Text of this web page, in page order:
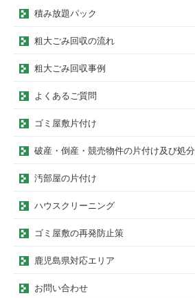
積み放題パック
粗大ごみ回収の流れ
粗大ごみ回収事例
よくあるご質問
ゴミ屋敷片付け
破産・倒産・競売物件の片付け及び処分
汚部屋の片付け
ハウスクリーニング
ゴミ屋敷の再発防止策
鹿児島県対応エリア
お問い合わせ